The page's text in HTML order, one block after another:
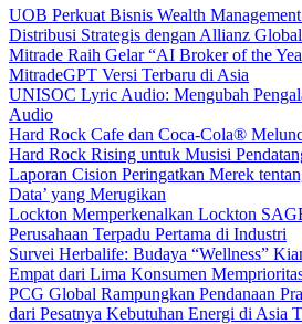
UOB Perkuat Bisnis Wealth
Distribusi Strategis dengan Allianz
Mitrade Raih Gelar “AI Broker of the
MitradeGPT Versi Terbaru di Asia
UNISOC Lyric Audio: Mengubah
Audio
Hard Rock Cafe dan Coca-Cola®
Hard Rock Rising untuk Musisi
Laporan Cision Peringatkan Merek
Data’ yang Merugikan
Lockton Memperkenalkan Lockton
Perusahaan Terpadu Pertama di Industri
Survei Herbalife: Budaya “Wellness”
Empat dari Lima Konsumen
PCG Global Rampungkan Pendanaan
dari Pesatnya Kebutuhan Energi di Asia